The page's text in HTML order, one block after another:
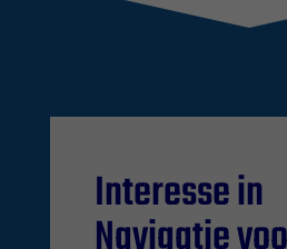
Interesse in